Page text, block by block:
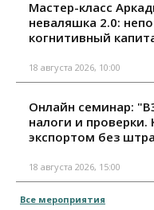
Мастер-класс
неваляшка 2.0:
когнитивный
18 августа 2026, 10:00
Онлайн семинар:
налоги и
экспортом без
18 августа 2026, 15:00
Все мероприятия